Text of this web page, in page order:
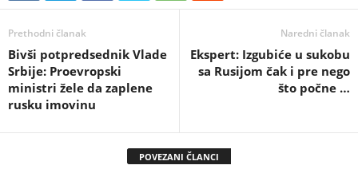
Prethodni članak
Bivši potpredsednik Vlade
Srbije: Proevropski
ministri žele da zaplene
rusku imovinu
Naredni članak
Ekspert: Izgubiće u sukobu
sa Rusijom čak i pre nego
što počne …
POVEZANI ČLANCI